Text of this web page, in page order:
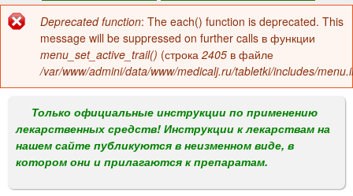
а
в
о
м
е
н
Сообщение
об
ошибке
Deprecated function: The each() function is deprecated. This
message will be suppressed on further calls в функции
menu_set_active_trail() (строка 2405 в файле
/var/www/admini/data/www/medicalj.ru/tabletki/includes/
Только официальные инструкции по применению
лекарственных средств! Инструкции к лекарствам на
нашем сайте публикуются в неизменном виде, в
котором они и прилагаются к препаратам.